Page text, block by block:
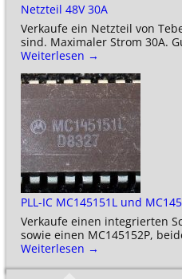
Netzteil 48V 30A
Verkaufe ein Netzteil von
sind. Maximaler Strom 30A.
Weiterlesen →
PLL-IC MC145151L und
Verkaufe einen integrierten
sowie einen MC145152P,
Weiterlesen →